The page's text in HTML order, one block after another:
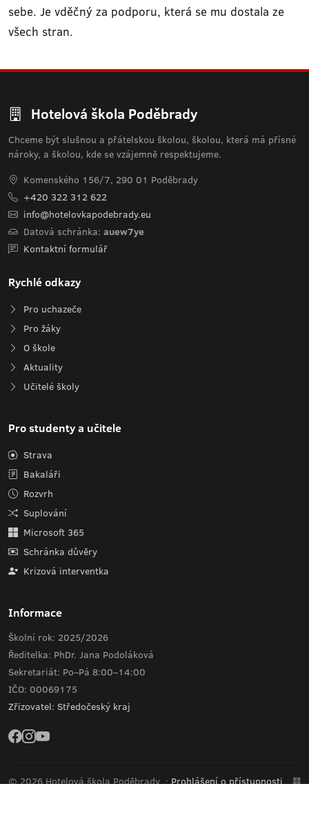
sebe. Je vděčný za podporu, která se mu dostala ze
všech stran.
Hotelová škola Poděbrady
Chceme být slušnou a přátelskou školou, školou, která má přísné
nároky, a školou, kde se vzájemně respektujeme.
Komenského 156/7, 290 01 Poděbrady
+420 322 312 622
info@hotelovkapodebrady.eu
Datová schránka: auew7ye
Kontaktní formulář
Rychlé odkazy
Pro uchazeče
Pro žáky
O škole
Aktuality
Učitelé školy
Pro studenty a učitele
Strava
Bakaláři
Rozvrh
Suplování
Microsoft 365
Schránka důvěry
Krizová interventka
Informace
Školní rok: 2025/2026
Ředitelka: PhDr. Jana Podoláková
Sekretariát: Po–Pá 8:00–14:00
IČO: 00069175
Zřizovatel: Středočeský kraj
© 2026 Hotelová škola Poděbrady·Prohlášení o přístupnosti